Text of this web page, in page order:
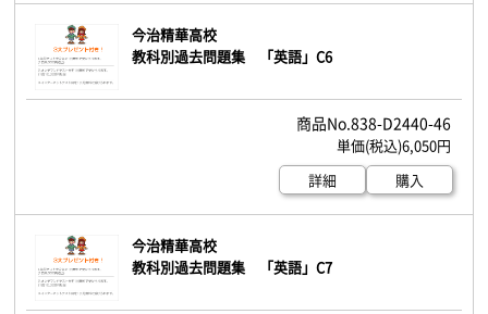
今治精華高校
教科別過去問題集 「英語」C6
838-D2440-46
6,050円
詳細
購入
今治精華高校
教科別過去問題集 「英語」C7